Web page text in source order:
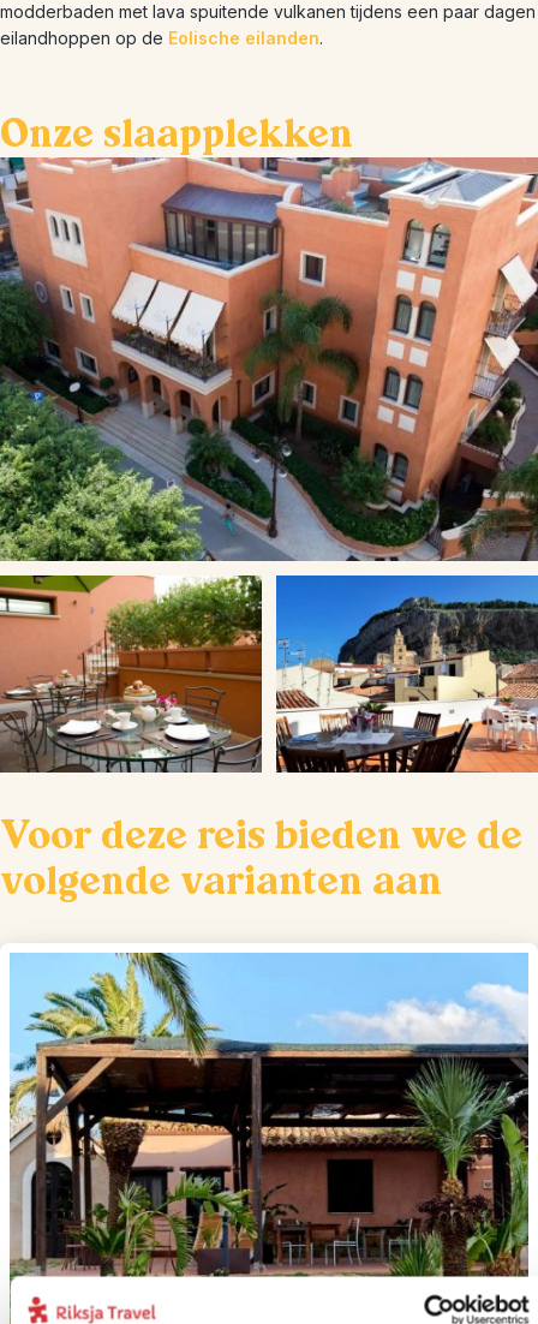
modderbaden met lava spuitende vulkanen tijdens een paar dagen
eilandhoppen op de Eolische eilanden.
Onze slaapplekken
Voor deze reis bieden we de
volgende varianten aan